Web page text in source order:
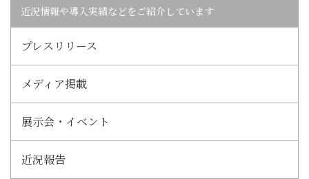
近況情報や導入実績などをご紹介しています
プレスリリース
メディア掲載
展示会・イベント
近況報告